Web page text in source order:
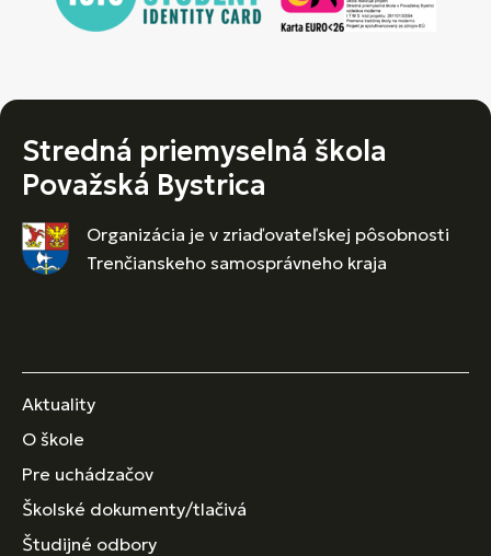
Stredná priemyselná škola
Považská Bystrica
Organizácia je v zriaďovateľskej pôsobnosti
Trenčianskeho samosprávneho kraja
Aktuality
O škole
Pre uchádzačov
Školské dokumenty/tlačivá
Študijné odbory